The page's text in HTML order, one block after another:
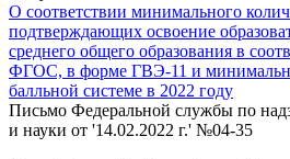
О соответствии минимального
подтверждающих освоение
среднего общего образования в
ФГОС, в форме ГВЭ-11 и
балльной системе в 2022 году
Письмо Федеральной службы по
и науки от '14.02.2022 г.' №04-35